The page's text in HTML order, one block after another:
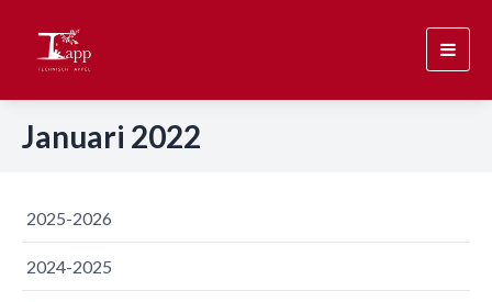
Januari 2022
2025-2026
2024-2025